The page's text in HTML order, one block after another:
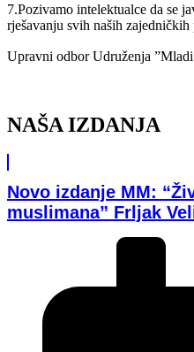
7.Pozivamo intelektualce da se
rješavanju svih naših zajedničkih
Upravni odbor Udruženja
NAŠA IZDANJA
Novo izdanje MM:
muslimana” Frljak